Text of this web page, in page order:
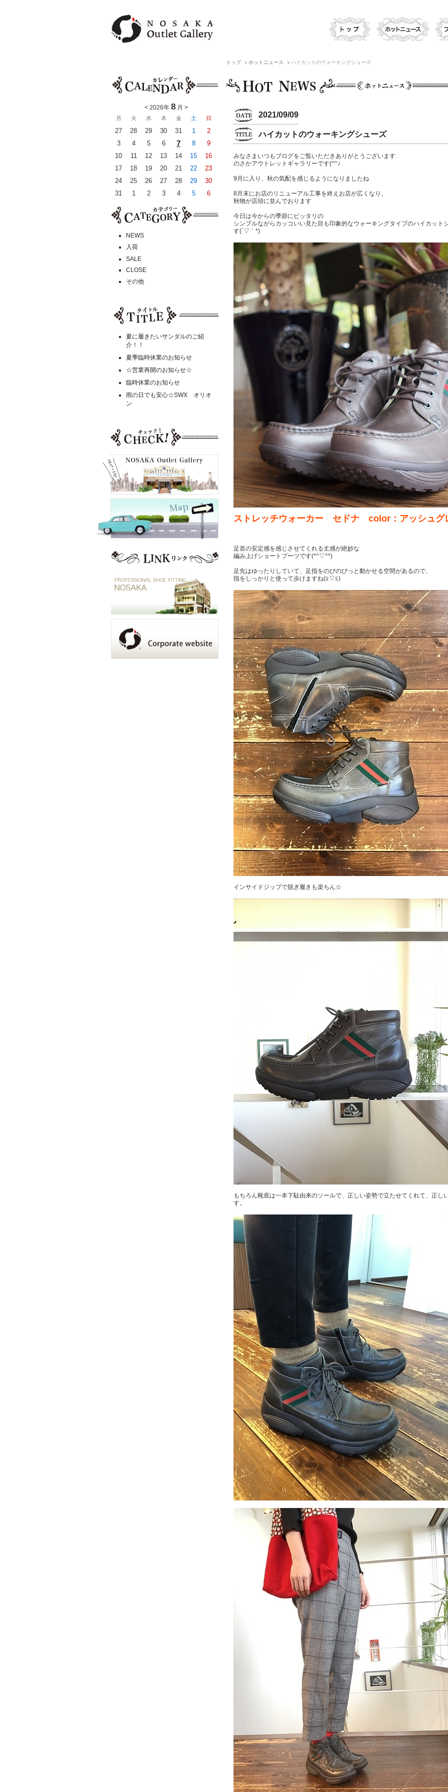
トップ ホットニュース ハイカットのウォーキングシューズ
2021/09/09
ハイカットのウォーキングシューズ
みなさまいつもブログをご覧いただきありがとうございます
のさかアウトレットギャラリーです(^^♪
9月に入り、秋の気配を感じるようになりましたね
8月末にお店のリニューアル工事を終えお店が広くなり、
秋物が店頭に並んでおります
今日は今からの季節にピッタリの
シンプルながらカッコいい見た目も印象的なウォーキングタイプのハイカット
す(´▽｀*)
ストレッチウォーカー セドナ color：アッシュグ
足首の安定感を感じさせてくれる丈感が絶妙な
編み上げショートブーツです(*^▽^*)
足先はゆったりしていて、足指をのびのびっと動かせる空間があるので、
指をしっかりと使って歩けますね(≧▽≦)
インサイドジップで脱ぎ履きも楽ちん☆
もちろん靴底は一本下駄由来のソールで、正しい姿勢で立たせてくれて、正し
す。
<2026年 8月 >
月 火 水 木 金 土 日
27 28 29 30 31 1
2
3
4 5 6 7 8
9
10
11 12 13 14 15
16
17
18 19 20 21 22
23
24
25 26 27 28 29
30
31
1 2 3 4 5 6
NEWS
入荷
SALE
CLOSE
その他
夏に履きたいサンダルのご紹
介！！
夏季臨時休業のお知らせ
☆営業再開のお知らせ☆
臨時休業のお知らせ
雨の日でも安心☆SWX オリオ
ン